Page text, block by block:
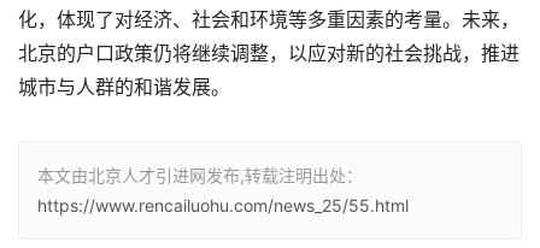
化，体现了对经济、社会和环境等多重因素的考量。未来，
北京的户口政策仍将继续调整，以应对新的社会挑战，推进
城市与人群的和谐发展。
本文由北京人才引进网发布,转载注明出处：
https://www.rencailuohu.com/news_25/55.html